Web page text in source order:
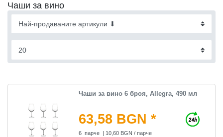
Чаши за вино
Чаши за вино 6 броя, Allegra, 490 мл
63,58 BGN *
6 парче | 10,60 BGN / парче